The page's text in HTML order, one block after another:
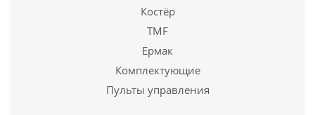
Подробнее
Купить в 1 клик
Костёр
TMF
Ермак
Комплектующие
Пульты управления